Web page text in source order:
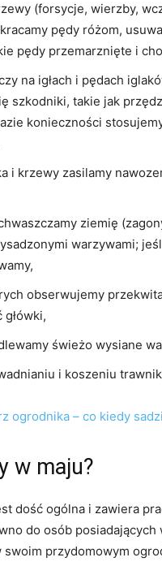
(forsycje, wierzby,
pędy różom,
pędy przemarznięte i
na igłach i pędach
szkodniki, takie jak
konieczności
i krzewy zasilamy
ziemię
warzywami;
obserwujemy
główki,
świeżo wysiane
i koszeniu
ogrodnika – co kiedy
w maju?
dość ogólna i zawiera
do osób posiadających
swoim przydomowym